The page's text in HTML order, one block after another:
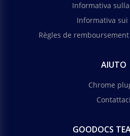
Informativa
Informativa sui
Règles de
AIUTO
Chrome
Contattaci
GOODOCS